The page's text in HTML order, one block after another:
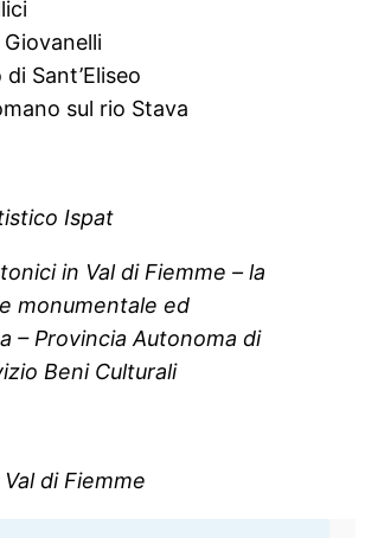
Sant’Eliseo
sul rio Stava
Ispat
in Val di Fiemme – la
monumentale ed
– Provincia Autonoma di
Beni Culturali
di Fiemme